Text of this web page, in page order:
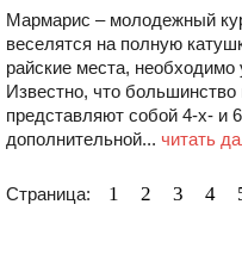
Мармарис – молодежный
веселятся на полную
райские места, необходимо
Известно, что большинство
представляют собой 4-х- и
дополнительной... читать
Страница: 1 2 3 4